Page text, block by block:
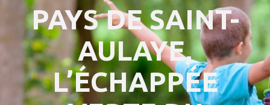
PAYS DE SAINT-
AULAYE,
L’ÉCHAPPÉE